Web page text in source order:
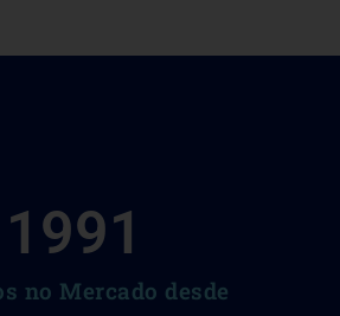
no Mercado desde
1991